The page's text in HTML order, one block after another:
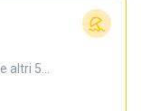
e altri 5…